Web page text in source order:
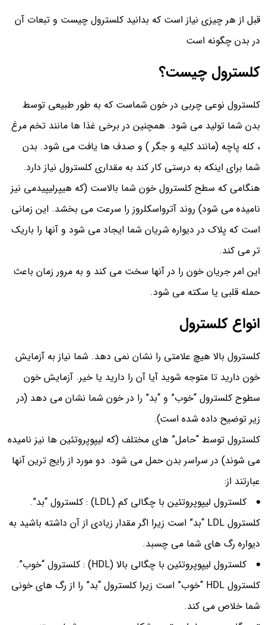
قبل از هر چیزی نیاز است که بدانید کلسترول چیست و تبعات آن
در بدن چگونه است
کلسترول چیست؟
کلسترول نوعی چربی در خون شماست که به طور طبیعی توسط
بدن شما تولید می شود. همچنین در برخی غذا ها مانند تخم مرغ
، کله پاچه (مانند کلیه و جگر ) و صدف ها یافت می شود. بدن
شما برای اینکه به درستی کار کند به مقداری کلسترول نیاز دارد.
هنگامی که سطح کلسترول خون شما بالاست (که هیپرلیپیدمی نیز
نامیده می شود) روند آترواسکلروز را سرعت می بخشد. این زمانی
است که پلاک در دیواره شریان شما ایجاد می شود و آنها را باریک
تر می کند.
این امر جریان خون را در آنها سخت می کند و به مرور زمان باعث
حمله قلبی یا سکته می شود.
انواع کلسترول
کلسترول بالا هیچ علامتی را نشان نمی دهد. شما نیاز به آزمایش
خون دارید تا متوجه شوید آیا آن را دارید یا خیر. آزمایش خون
سطوح کلسترول “خوب” و “بد” را در خون شما نشان می دهد (در
زیر توضیح داده شده است).
کلسترول توسط “حامل” های مختلف (که لیپوپروتئین ها نیز نامیده
می شوند) در سراسر بدن حمل می شود. دو مورد از رایج ترین آنها
عبارتند از:
کلسترول لیپوپروتئین با چگالی کم (LDL) : کلسترول “بد”.
کلسترول LDL “بد” است زیرا اگر مقدار زیادی از آن داشته باشید به
دیواره رگ های شما می چسبد.
کلسترول لیپوپروتئین با چگالی بالا (HDL) : کلسترول “خوب”.
کلسترول HDL “خوب” است زیرا کلسترول “بد” را از رگ های خونی
شما خلاص می کند.